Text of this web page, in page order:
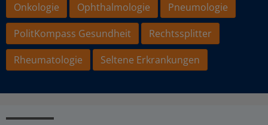
Onkologie
Ophthalmologie
Pneumologie
PolitKompass Gesundheit
Rechtssplitter
Rheumatologie
Seltene Erkrankungen